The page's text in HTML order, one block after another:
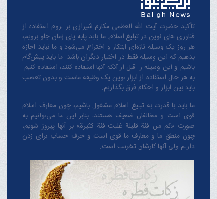
تأکید حضرت آیت الله العظمی مکارم شیرازی بر لزوم استفاده از
فناوری های نوین در تبلیغ اسلام: ما باید پابه پای زمان جلو برویم،
هر روز یک وسیله تازه‌ای ابتکار و اختراع می‌شود و ما نباید اجازه
بدهیم که این وسیله فقط در اختیار دیگران باشد. ما باید پیش‌گام
باشیم و این وسیله را قبل از آنکه آنها استفاده کنند، استفاده کنیم.
به هر حال استفاده از ابزار نوین یک وظیفه ماست و بدون تعصب
باید بین ابزار و احکام فرق بگذاریم.
ما باید با قدرت به تبلیغ اسلام مشغول باشیم، چون معارف اسلام
قوی است و مخالفان ضعیف هستند، بنابر این ما می‌توانیم به
صورت «کم من فئة قلیلة غلبت فئة کثیرة» بر آنها پیروز شویم،
چون منطق‌ ما و معارف ‌ما قوی است و حرف حساب برای زدن
داریم ولی آنها کارشان تخریب است.